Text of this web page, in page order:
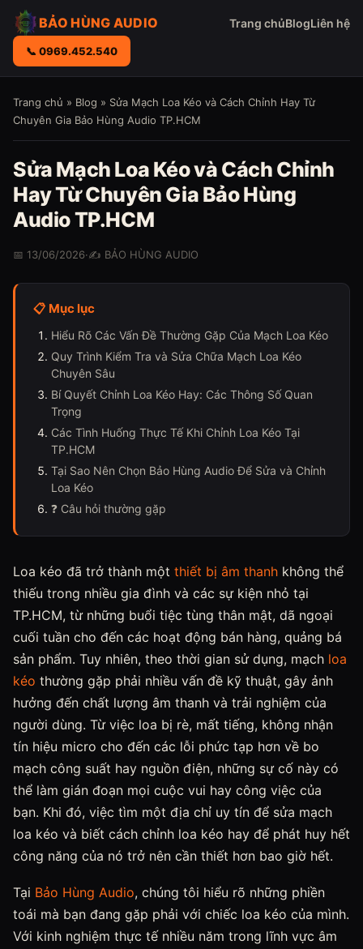
BẢO HÙNG AUDIO Trang chủBlogLiên hệ
📞 0969.452.540
Trang chủ » Blog » Sửa Mạch Loa Kéo và Cách Chỉnh Hay Từ
Chuyên Gia Bảo Hùng Audio TP.HCM
Sửa Mạch Loa Kéo và Cách Chỉnh
Hay Từ Chuyên Gia Bảo Hùng
Audio TP.HCM
📅 13/06/2026·✍️ BẢO HÙNG AUDIO
📋 Mục lục
Hiểu Rõ Các Vấn Đề Thường Gặp Của Mạch Loa Kéo
Quy Trình Kiểm Tra và Sửa Chữa Mạch Loa Kéo
Chuyên Sâu
Bí Quyết Chỉnh Loa Kéo Hay: Các Thông Số Quan
Trọng
Các Tình Huống Thực Tế Khi Chỉnh Loa Kéo Tại
TP.HCM
Tại Sao Nên Chọn Bảo Hùng Audio Để Sửa và Chỉnh
Loa Kéo
❓ Câu hỏi thường gặp
Loa kéo đã trở thành một thiết bị âm thanh không thể
thiếu trong nhiều gia đình và các sự kiện nhỏ tại
TP.HCM, từ những buổi tiệc tùng thân mật, dã ngoại
cuối tuần cho đến các hoạt động bán hàng, quảng bá
sản phẩm. Tuy nhiên, theo thời gian sử dụng, mạch loa
kéo thường gặp phải nhiều vấn đề kỹ thuật, gây ảnh
hưởng đến chất lượng âm thanh và trải nghiệm của
người dùng. Từ việc loa bị rè, mất tiếng, không nhận
tín hiệu micro cho đến các lỗi phức tạp hơn về bo
mạch công suất hay nguồn điện, những sự cố này có
thể làm gián đoạn mọi cuộc vui hay công việc của
bạn. Khi đó, việc tìm một địa chỉ uy tín để sửa mạch
loa kéo và biết cách chỉnh loa kéo hay để phát huy hết
công năng của nó trở nên cần thiết hơn bao giờ hết.
Tại Bảo Hùng Audio, chúng tôi hiểu rõ những phiền
toái mà bạn đang gặp phải với chiếc loa kéo của mình.
Với kinh nghiệm thực tế nhiều năm trong lĩnh vực âm